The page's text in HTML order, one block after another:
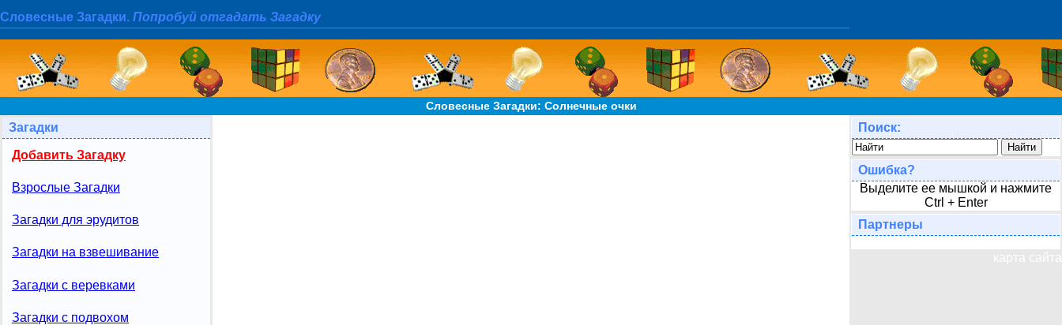
Словесные Загадки. Попробуй отгадать Загадку
Словесные Загадки: Солнечные очки
Загадки
Добавить Загадку
Взрослые Загадки
Загадки для эрудитов
Загадки на взвешивание
Загадки с веревками
Загадки с подвохом
Поиск:
Ошибка?
Выделите ее мышкой и нажмите
Ctrl + Enter
Партнеры